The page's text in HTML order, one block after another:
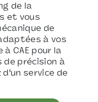
de la
et vous
de
à vos
CAE pour la
de précision à
service de